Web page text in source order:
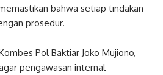
bahwa setiap tindakan
prosedur.
Pol Baktiar Joko Mujiono,
pengawasan internal